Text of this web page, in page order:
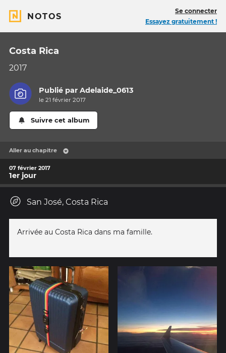
NOTOS
Se connecter
Essayez gratuitement !
Costa Rica
2017
Publié parAdelaide_0613
le 21 février 2017
Suivre cet album
Aller au chapitre
07 février 2017
1er jour
San José, Costa Rica
Arrivée au Costa Rica dans ma famille.